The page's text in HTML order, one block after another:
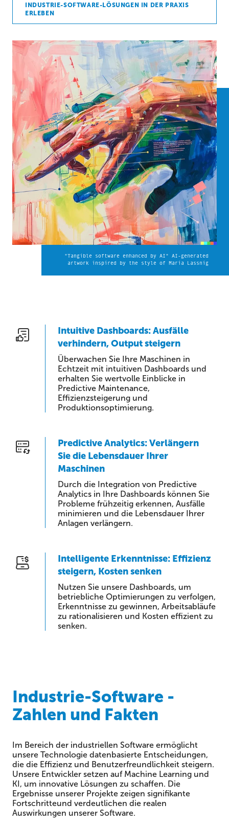
INDUSTRIE-SOFTWARE-LÖSUNGEN IN DER PRAXIS
ERLEBEN
"Tangible software enhanced by AI" AI-generated
artwork inspired by the style of Maria Lassnig
Intuitive Dashboards: Ausfälle
verhindern, Output steigern
Überwachen Sie Ihre Maschinen in
Echtzeit mit intuitiven Dashboards und
erhalten Sie wertvolle Einblicke in
Predictive Maintenance,
Effizienzsteigerung und
Produktionsoptimierung.
Predictive Analytics: Verlängern
Sie die Lebensdauer Ihrer
Maschinen
Durch die Integration von Predictive
Analytics in Ihre Dashboards können Sie
Probleme frühzeitig erkennen, Ausfälle
minimieren und die Lebensdauer Ihrer
Anlagen verlängern.
Intelligente Erkenntnisse: Effizienz
steigern, Kosten senken
Nutzen Sie unsere Dashboards, um
betriebliche Optimierungen zu verfolgen,
Erkenntnisse zu gewinnen, Arbeitsabläufe
zu rationalisieren und Kosten effizient zu
senken.
Industrie-Software -
Zahlen und Fakten
Im Bereich der industriellen Software ermöglicht
unsere Technologie datenbasierte Entscheidungen,
die die Effizienz und Benutzerfreundlichkeit steigern.
Unsere Entwickler setzen auf Machine Learning und
KI, um innovative Lösungen zu schaffen. Die
Ergebnisse unserer Projekte zeigen signifikante
Fortschritteund verdeutlichen die realen
Auswirkungen unserer Software.